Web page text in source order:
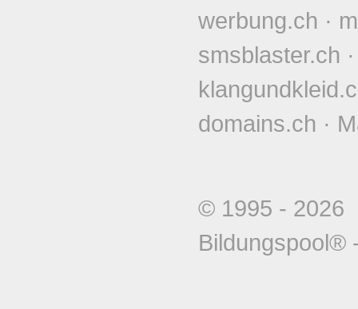
werbung.ch ·
smsblaster.ch
domains.ch ·
© 1995 -
Bildungspool®